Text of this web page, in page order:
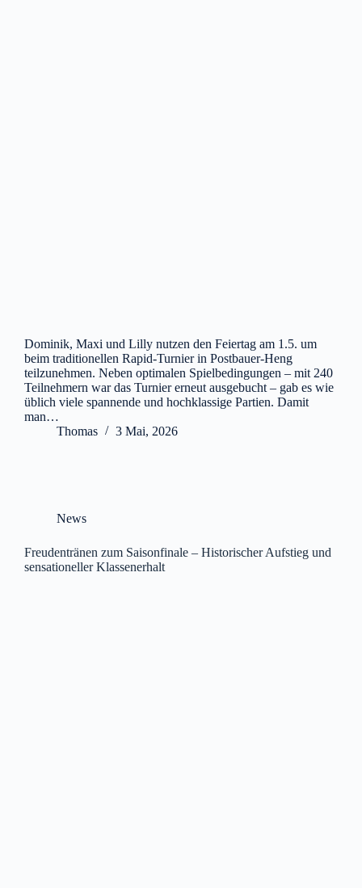
Dominik, Maxi und Lilly nutzen den Feiertag am 1.5. um
beim traditionellen Rapid-Turnier in Postbauer-Heng
teilzunehmen. Neben optimalen Spielbedingungen – mit 240
Teilnehmern war das Turnier erneut ausgebucht – gab es wie
üblich viele spannende und hochklassige Partien. Damit
man…
Thomas
3 Mai, 2026
News
Freudentränen zum Saisonfinale – Historischer Aufstieg und
sensationeller Klassenerhalt